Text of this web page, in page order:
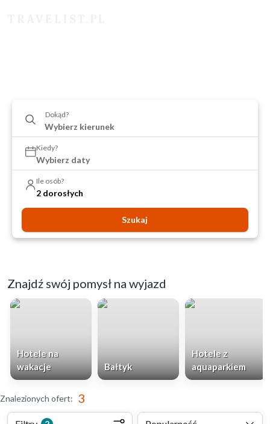
Dokąd?
Kiedy?
Wybierz daty
Ile osób?
2 dorosłych
Szukaj
Znajdź swój pomysł na wyjazd
Hotele na
wakacje
Bałtyk
Hotele z
aquaparkiem
Znalezionych ofert: 3